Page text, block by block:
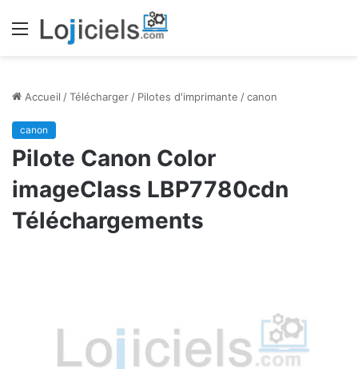
Menu
Accueil /Télécharger / Pilotes d'imprimante /canon
canon
Pilote Canon Color
imageClass LBP7780cdn
Téléchargements